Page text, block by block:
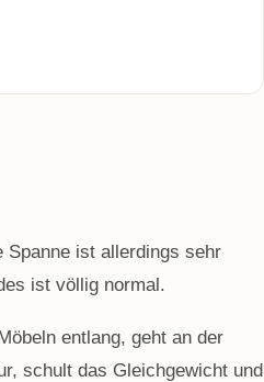
Spanne ist allerdings sehr
ist völlig normal.
entlang, geht an der
schult das Gleichgewicht und